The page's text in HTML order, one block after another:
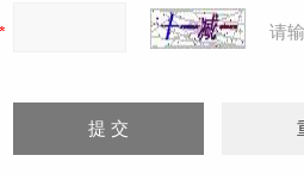
请